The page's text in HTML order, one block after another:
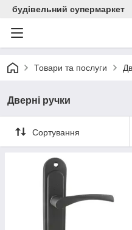
будівельний супермаркет
Товари та послуги
Дверні ручки
Сортування